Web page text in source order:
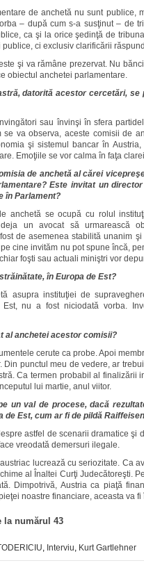
de anchetă nu sunt publice,
– după cum s-a susţinut – de
ca şi la orice şedinţă de
ci exclusiv clarificării
şi va rămâne prezervat. Nu
obiectul anchetei parlamentare.
datorită acestor cercetări,
sau învinşi în sfera
va observa, aceste comisii de
şi sistemul bancar în
Emoţiile se vor calma în faţa
de anchetă al cărei
Este invitat un
în Parlament?
anchetă se ocupă cu rolul
un avocat să urmarească
de asemenea stabilită unanim
cine invităm nu pot spune încă,
foşti sau actuali miniştri vor
în Europa de Est?
asupra instituţiei de
nu a fost niciodată vorba.
al anchetei acestor comisii?
cerute ca probe. Apoi
Din punctul meu de vedere, ar
Ca termen probabil al finalizării
lui martie, anul viitor.
un val de procese, dacă
de Est, cum ar fi de pildă
astfel de scenarii dramatice şi
vreodată demersuri ilegale.
lucrează cu seriozitate. Ca
al Înaltei Curţi Judecătoreşti.
Dimpotrivă, Austria ca piaţă
noastre financiare, aceasta va
numărul 43
, Interviu, Kurt Gartlehner